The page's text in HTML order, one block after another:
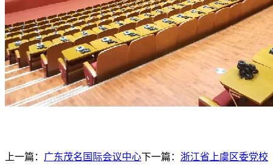
上一篇： 广东茂名国际会议中心下一篇： 浙江省上虞区委党校